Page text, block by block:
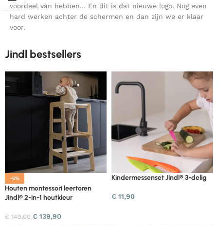
voordeel van hebben… En dit is dat nieuwe logo. Nog even
hard werken achter de schermen en dan zijn we er klaar
voor.
Jindl bestsellers
-6%
Houten montessori leertoren
Jindl® 2-in-1 houtkleur
€149,00 € 139,90
Kindermessenset Jindl® 3-delig
€ 11,90